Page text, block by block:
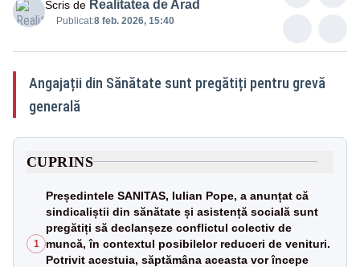
Scris de Realitatea de Arad
Publicat:8 feb. 2026, 15:40
Angajații din Sănătate sunt pregătiți pentru grevă
generală
CUPRINS
1
Președintele SANITAS, Iulian Pope, a anunțat că
sindicaliștii din sănătate și asistență socială sunt
pregătiți să declanșeze conflictul colectiv de
muncă, în contextul posibilelor reduceri de venituri.
Potrivit acestuia, săptămâna aceasta vor începe